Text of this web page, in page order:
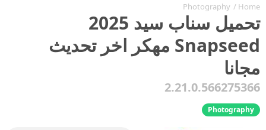
Home
/
Photography
تحميل سناب سيد 2025
Snapseed مهكر اخر تحديث
مجانا
2.21.0.566275366
Photography